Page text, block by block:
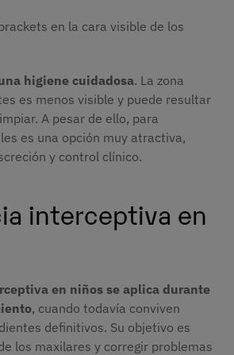
en la cara visible de los
higiene cuidadosa. La zona
es menos visible y puede resultar
A pesar de ello, para
es una opción muy atractiva,
y control clínico.
interceptiva en
en niños se aplica durante
, cuando todavía conviven
definitivos. Su objetivo es
los maxilares y corregir problemas